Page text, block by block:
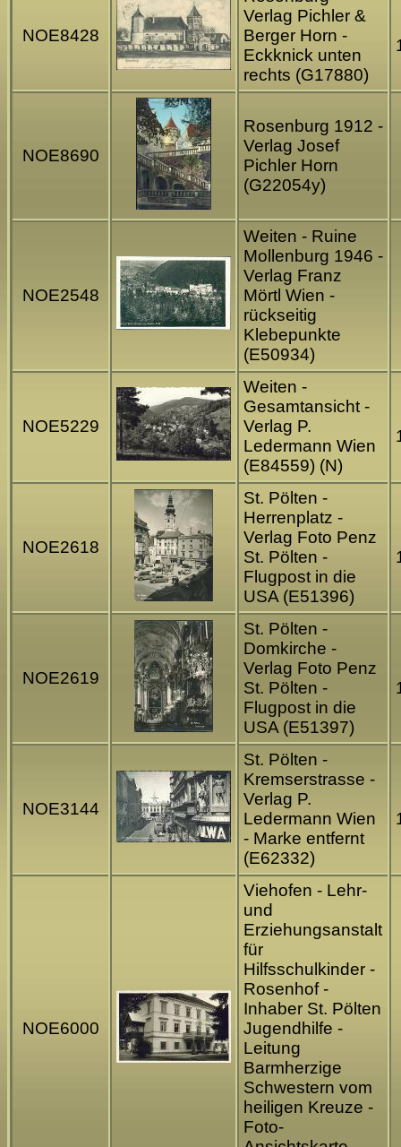
NOE8428
Verlag Pichler &
Berger Horn -
Eckknick unten
rechts (G17880)
NOE8690
Rosenburg 1912 -
Verlag Josef
Pichler Horn
(G22054y)
NOE2548
Weiten - Ruine
Mollenburg 1946 -
Verlag Franz
Mörtl Wien -
rückseitig
Klebepunkte
(E50934)
NOE5229
Weiten -
Gesamtansicht -
Verlag P.
Ledermann Wien
(E84559) (N)
NOE2618
St. Pölten -
Herrenplatz -
Verlag Foto Penz
St. Pölten -
Flugpost in die
USA (E51396)
NOE2619
St. Pölten -
Domkirche -
Verlag Foto Penz
St. Pölten -
Flugpost in die
USA (E51397)
NOE3144
St. Pölten -
Kremserstrasse -
Verlag P.
Ledermann Wien
- Marke entfernt
(E62332)
NOE6000
Viehofen - Lehr-
und
Erziehungsanstalt
für
Hilfsschulkinder -
Rosenhof -
Inhaber St. Pölten
Jugendhilfe -
Leitung
Barmherzige
Schwestern vom
heiligen Kreuze -
Foto-